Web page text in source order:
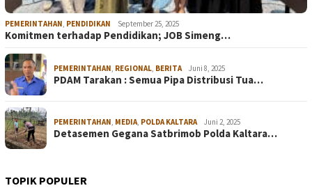
PEMERINTAHAN PENDIDIKAN September 25, 2025
Komitmen terhadap Pendidikan; JOB Simeng…
PEMERINTAHAN REGIONAL BERITA Juni 8, 2025
PDAM Tarakan : Semua Pipa Distribusi Tua…
PEMERINTAHAN MEDIA POLDA KALTARA Juni 2, 2025
Detasemen Gegana Satbrimob Polda Kaltara…
TOPIK POPULER